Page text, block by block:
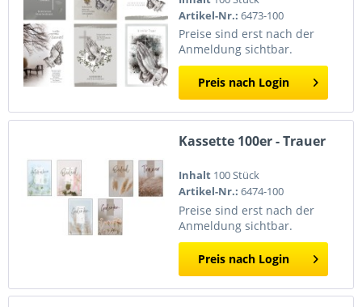
Artikel-Nr.: 6473-100
Preise sind erst nach der
Anmeldung sichtbar.
Preis nach Login
Kassette 100er - Trauer
Inhalt 100 Stück
Artikel-Nr.: 6474-100
Preise sind erst nach der
Anmeldung sichtbar.
Preis nach Login